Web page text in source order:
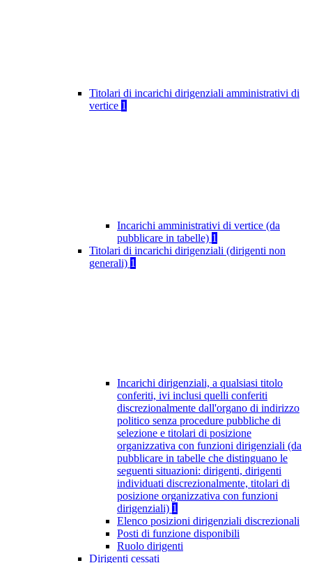
Titolari di incarichi dirigenziali amministrativi di
vertice 1
Incarichi amministrativi di vertice (da
pubblicare in tabelle) 1
Titolari di incarichi dirigenziali (dirigenti non
generali) 1
Incarichi dirigenziali, a qualsiasi titolo
conferiti, ivi inclusi quelli conferiti
discrezionalmente dall'organo di indirizzo
politico senza procedure pubbliche di
selezione e titolari di posizione
organizzativa con funzioni dirigenziali (da
pubblicare in tabelle che distinguano le
seguenti situazioni: dirigenti, dirigenti
individuati discrezionalmente, titolari di
posizione organizzativa con funzioni
dirigenziali) 1
Elenco posizioni dirigenziali discrezionali
Posti di funzione disponibili
Ruolo dirigenti
Dirigenti cessati